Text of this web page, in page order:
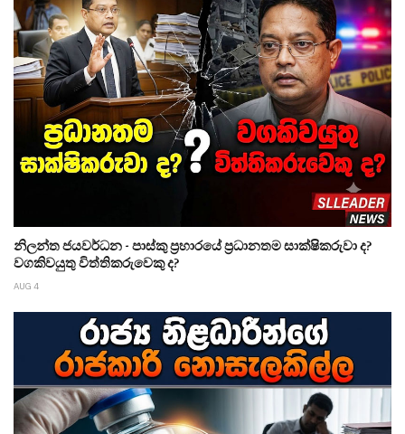
නිලන්ත ජයවර්ධන - පාස්කු ප්‍රහාරයේ ප්‍රධානතම සාක්ෂිකරුවා ද?
වගකිවයුතු විත්තිකරුවෙකු ද?
AUG 4